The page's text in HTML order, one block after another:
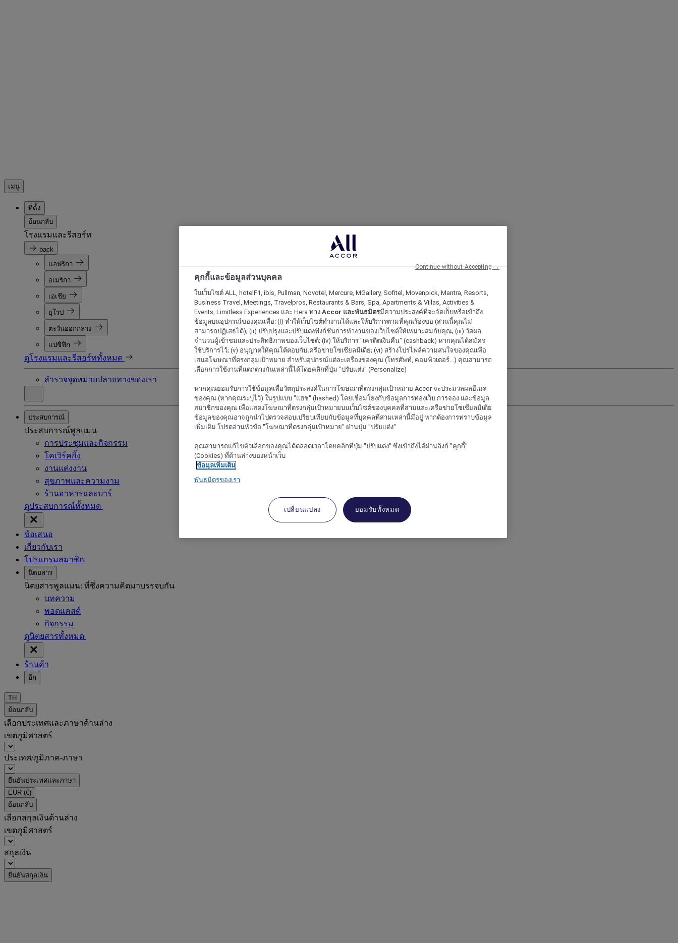
เมนู
ที่ตั้ง
ย้อนกลับ
โรงแรมและรีสอร์ท
back
แอฟริกา
อเมริกา
เอเชีย
ยุโรป
ตะวันออกกลาง
แปซิฟิก
ดูโรงแรมและรีสอร์ททั้งหมด
สำรวจจุดหมายปลายทางของเรา
ประสบการณ์
ประสบการณ์พูลแมน
การประชุมและกิจกรรม
โคเวิร์คกิ้ง
งานแต่งงาน
สุขภาพและความงาม
ร้านอาหารและบาร์
ดูประสบการณ์ทั้งหมด
ข้อเสนอ
เกี่ยวกับเรา
โปรแกรมสมาชิก
นิตยสาร
นิตยสารพูลแมน: ที่ซึ่งความคิดมาบรรจบกัน
บทความ
พอดแคสต์
กิจกรรม
ดูนิตยสารทั้งหมด
ร้านค้า
อีก
TH
ย้อนกลับ
เลือกประเทศและภาษาด้านล่าง
เขตภูมิศาสตร์
ประเทศ/ภูมิภาค-ภาษา
ยืนยันประเทศและภาษา
EUR (€)
ย้อนกลับ
เลือกสกุลเงินด้านล่าง
เขตภูมิศาสตร์
สกุลเงิน
ยืนยันสกุลเงิน
คุกกี้และข้อมูลส่วนบุคคล
ในเว็บไซต์ ALL, hotelF1, ibis, Pullman, Novotel, Mercure, MGallery, Sofitel, Movenpick, Mantra, Resorts,
Business Travel, Meetings, Travelpros, Restaurants & Bars, Spa, Apartments & Villas, Activities &
Events, Limitless Experiences และ Hera ทาง Accor และพันธมิตรมีความประสงค์ที่จะจัดเก็บหรือเข้าถึง
ข้อมูลบนอุปกรณ์ของคุณเพื่อ: (i) ทำให้เว็บไซต์ทำงานได้และให้บริการตามที่คุณร้องขอ (ส่วนนี้คุณไม่
สามารถปฏิเสธได้); (ii) ปรับปรุงและปรับแต่งฟังก์ชันการทำงานของเว็บไซต์ให้เหมาะสมกับคุณ; (iii) วัดผล
จำนวนผู้เข้าชมและประสิทธิภาพของเว็บไซต์; (iv) ให้บริการ "เครดิตเงินคืน" (cashback) หากคุณได้สมัคร
ใช้บริการไว้; (v) อนุญาตให้คุณโต้ตอบกับเครือข่ายโซเชียลมีเดีย; (vi) สร้างโปรไฟล์ความสนใจของคุณเพื่อ
เสนอโฆษณาที่ตรงกลุ่มเป้าหมาย สำหรับอุปกรณ์แต่ละเครื่องของคุณ (โทรศัพท์, คอมพิวเตอร์...) คุณสามารถ
เลือกการใช้งานที่แตกต่างกันเหล่านี้ได้โดยคลิกที่ปุ่ม "ปรับแต่ง" (Personalize)
หากคุณยอมรับการใช้ข้อมูลเพื่อวัตถุประสงค์ในการโฆษณาที่ตรงกลุ่มเป้าหมาย Accor จะประมวลผลอีเมล
ของคุณ (หากคุณระบุไว้) ในรูปแบบ "แฮช" (hashed) โดยเชื่อมโยงกับข้อมูลการท่องเว็บ การจอง และข้อมูล
สมาชิกของคุณ เพื่อแสดงโฆษณาที่ตรงกลุ่มเป้าหมายบนเว็บไซต์ของบุคคลที่สามและเครือข่ายโซเชียลมีเดีย
ข้อมูลของคุณอาจถูกนำไปตรวจสอบเปรียบเทียบกับข้อมูลที่บุคคลที่สามเหล่านี้มีอยู่ หากต้องการทราบข้อมูล
เพิ่มเติม โปรดอ่านหัวข้อ "โฆษณาที่ตรงกลุ่มเป้าหมาย" ผ่านปุ่ม "ปรับแต่ง"
คุณสามารถแก้ไขตัวเลือกของคุณได้ตลอดเวลาโดยคลิกที่ปุ่ม "ปรับแต่ง" ซึ่งเข้าถึงได้ผ่านลิงก์ "คุกกี้"
(Cookies) ที่ด้านล่างของหน้าเว็บ
ข้อมูลเพิ่มเติม
พันธมิตรของเรา
เปลี่ยนแปลง ยอมรับทั้งหมด
Continue without Accepting →